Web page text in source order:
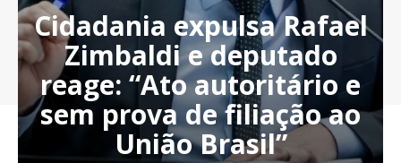
Cidadania expulsa Rafael
Zimbaldi e deputado
reage: “Ato autoritário e
sem prova de filiação ao
União Brasil”